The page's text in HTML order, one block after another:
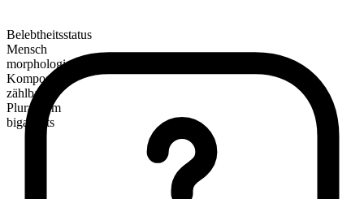
Belebtheitsstatus
Mensch
morphologische Zusammensetzung
Kompositum
zählbar
Pluralform
bigamists